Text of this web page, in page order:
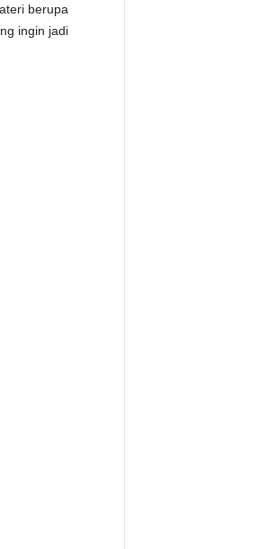
berupa
ingin jadi